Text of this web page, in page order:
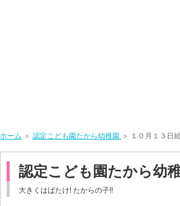
ホーム ＞ 認定こども園たから幼稚園 ＞ １０月１３日
認定こども園たから幼
大きくはばたけ! たからの子!!